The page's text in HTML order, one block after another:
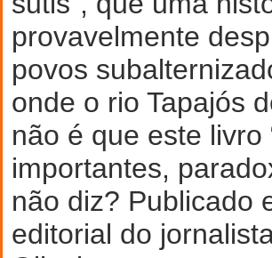
provavelmente
povos
onde o rio Tapajós
não é que este livro
importantes,
não diz? Publicado
editorial do